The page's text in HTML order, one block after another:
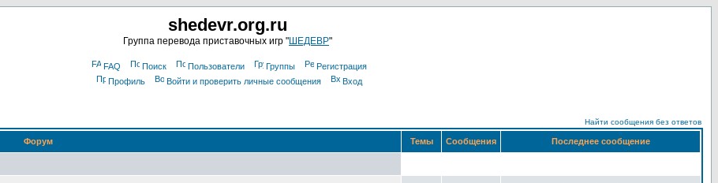
shedevr.org.ru
Группа перевода приставочных игр "ШЕДЕВР"
FAQ Поиск Пользователи Группы
Регистрация
Профиль
Войти и проверить личные сообщения Вход
Найти сообщения без ответов
Форум Темы Сообщения Последнее сообщение